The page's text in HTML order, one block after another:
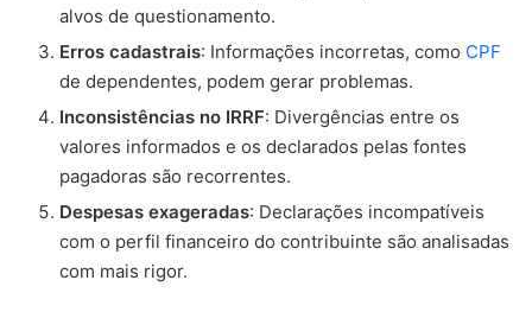
alvos de questionamento.
Erros cadastrais: Informações incorretas, como CPF
de dependentes, podem gerar problemas.
Inconsistências no IRRF: Divergências entre os
valores informados e os declarados pelas fontes
pagadoras são recorrentes.
Despesas exageradas: Declarações incompatíveis
com o perfil financeiro do contribuinte são analisadas
com mais rigor.